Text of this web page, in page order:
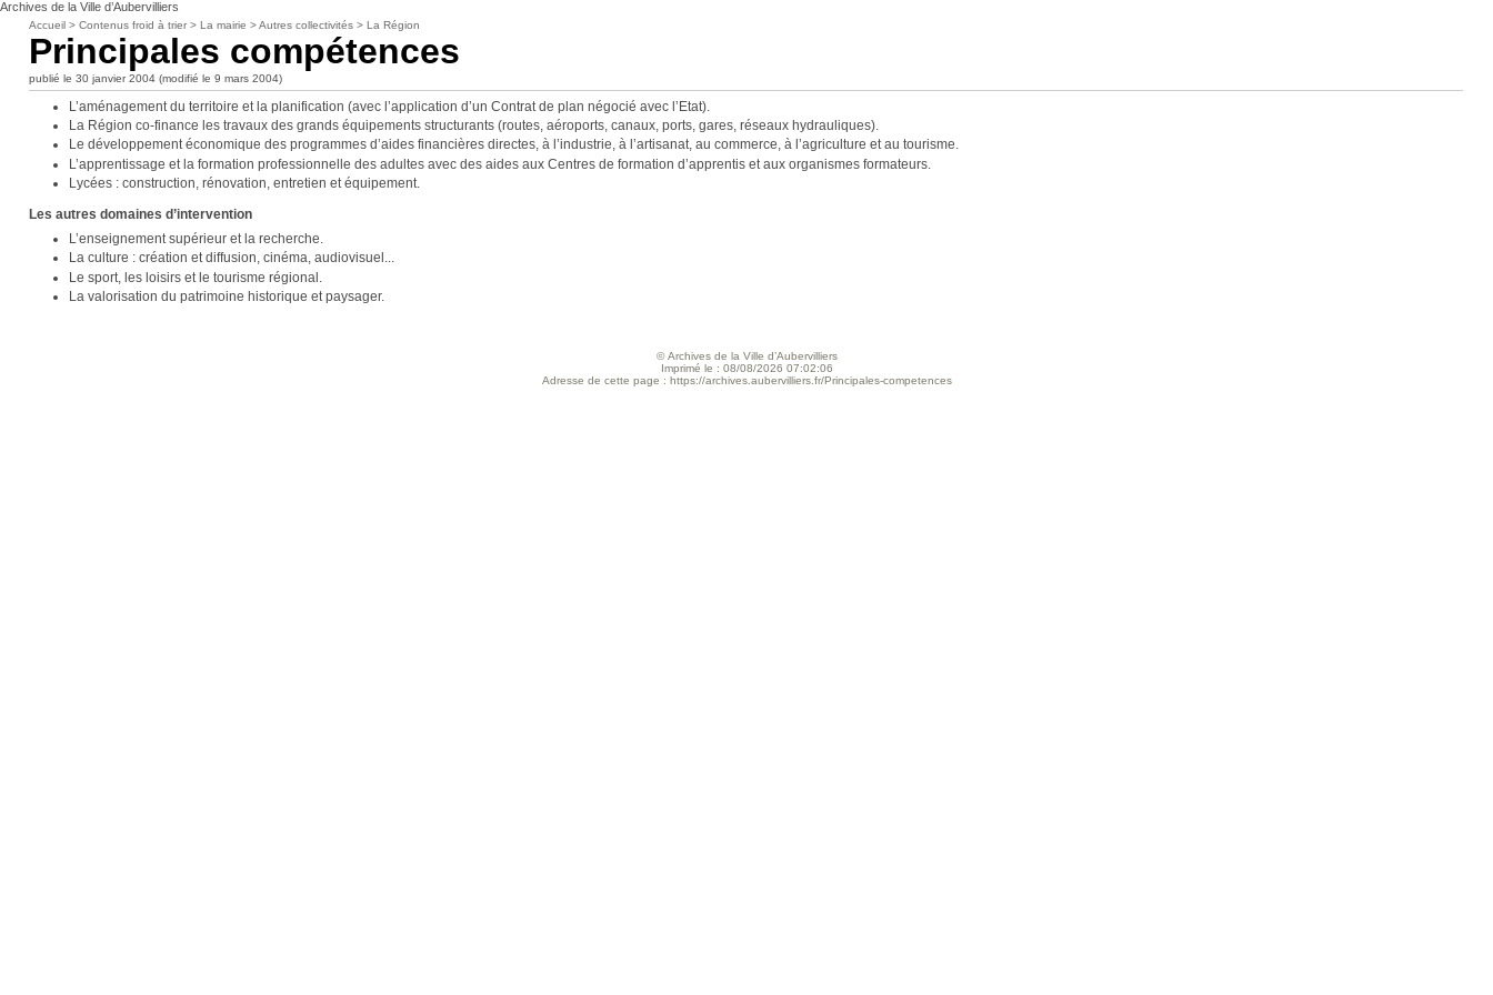
Archives de la Ville d’Aubervilliers
Accueil >Contenus froid à trier >La mairie >Autres collectivités >La Région
Principales compétences
publié le 30 janvier 2004 (modifié le 9 mars 2004)
L’aménagement du territoire et la planification (avec l’application d’un Contrat de plan négocié avec l’Etat).
La Région co-finance les travaux des grands équipements structurants (routes, aéroports, canaux, ports, gares, réseaux hydrauliques).
Le développement économique des programmes d’aides financières directes, à l’industrie, à l’artisanat, au commerce, à l’agriculture et au tourisme.
L’apprentissage et la formation professionnelle des adultes avec des aides aux Centres de formation d’apprentis et aux organismes formateurs.
Lycées : construction, rénovation, entretien et équipement.
Les autres domaines d’intervention
L’enseignement supérieur et la recherche.
La culture : création et diffusion, cinéma, audiovisuel...
Le sport, les loisirs et le tourisme régional.
La valorisation du patrimoine historique et paysager.
© Archives de la Ville d’Aubervilliers
Imprimé le : 08/08/2026 07:02:06
Adresse de cette page : https://archives.aubervilliers.fr/Principales-competences